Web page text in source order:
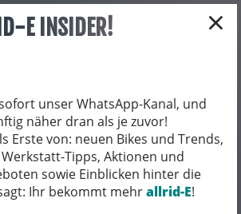
×
E INSIDER!
unser WhatsApp-Kanal, und
näher dran als je zuvor!
Erste von: neuen Bikes und Trends,
Tipps, Aktionen und
sowie Einblicken hinter die
Ihr bekommt mehrallrid-E!